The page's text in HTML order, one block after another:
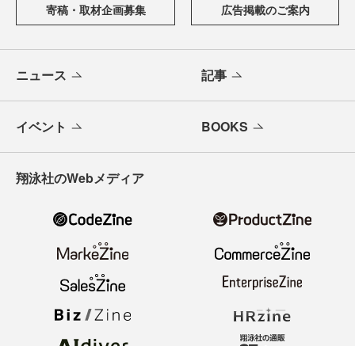
寄稿・取材企画募集 広告掲載のご案内
ニュース 記事
イベント BOOKS
翔泳社のWebメディア